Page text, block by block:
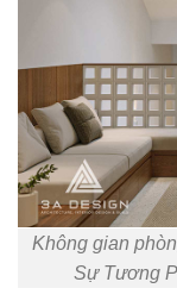
Không gian
Sự Tương